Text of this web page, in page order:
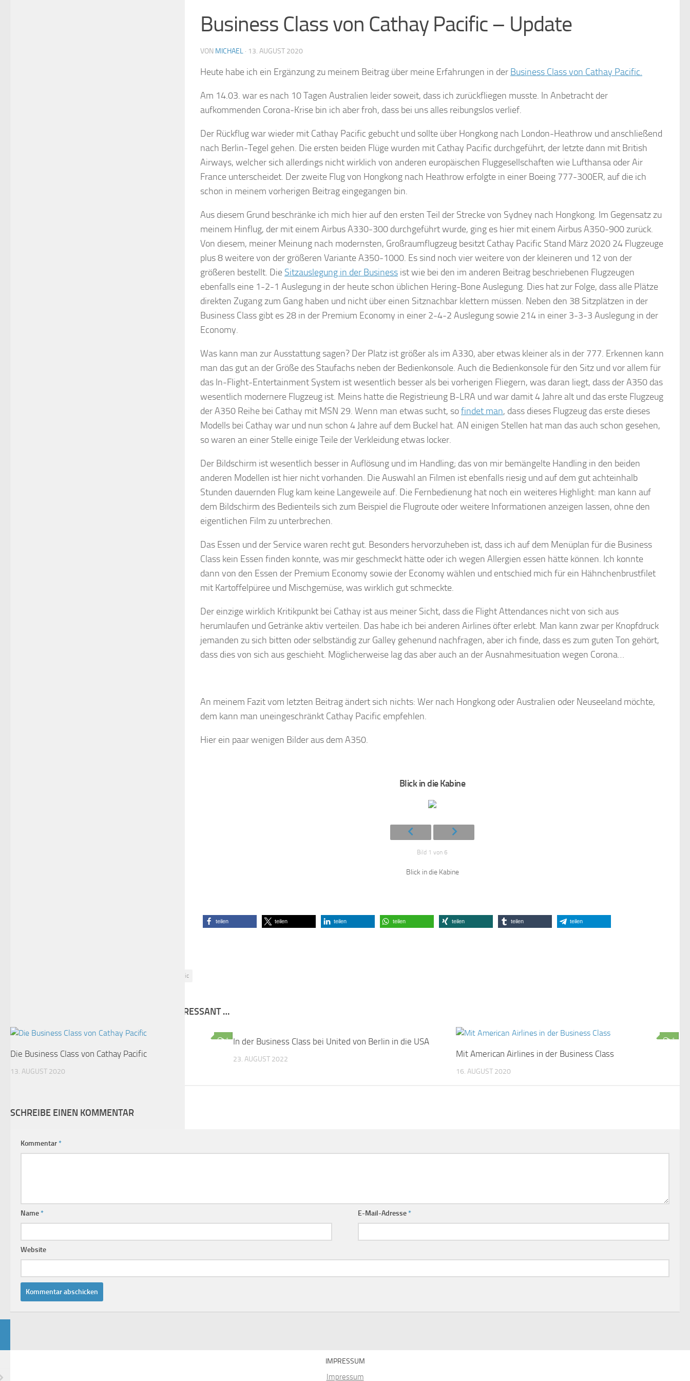
Business Class von Cathay Pacific – Update
VON MICHAEL · 13. AUGUST 2020
Heute habe ich ein Ergänzung zu meinem Beitrag über meine Erfahrungen in der Business Class von Cathay Pacific.
Am 14.03. war es nach 10 Tagen Australien leider soweit, dass ich zurückfliegen musste. In Anbetracht der
aufkommenden Corona-Krise bin ich aber froh, dass bei uns alles reibungslos verlief.
Der Rückflug war wieder mit Cathay Pacific gebucht und sollte über Hongkong nach London-Heathrow und anschließend
nach Berlin-Tegel gehen. Die ersten beiden Flüge wurden mit Cathay Pacific durchgeführt, der letzte dann mit British
Airways, welcher sich allerdings nicht wirklich von anderen europäischen Fluggesellschaften wie Lufthansa oder Air
France unterscheidet. Der zweite Flug von Hongkong nach Heathrow erfolgte in einer Boeing 777-300ER, auf die ich
schon in meinem vorherigen Beitrag eingegangen bin.
Aus diesem Grund beschränke ich mich hier auf den ersten Teil der Strecke von Sydney nach Hongkong. Im Gegensatz zu
meinem Hinflug, der mit einem Airbus A330-300 durchgeführt wurde, ging es hier mit einem Airbus A350-900 zurück.
Von diesem, meiner Meinung nach modernsten, Großraumflugzeug besitzt Cathay Pacific Stand März 2020 24 Flugzeuge
plus 8 weitere von der größeren Variante A350-1000. Es sind noch vier weitere von der kleineren und 12 von der
größeren bestellt. Die Sitzauslegung in der Business ist wie bei den im anderen Beitrag beschriebenen Flugzeugen
ebenfalls eine 1-2-1 Auslegung in der heute schon üblichen Hering-Bone Auslegung. Dies hat zur Folge, dass alle Plätze
direkten Zugang zum Gang haben und nicht über einen Sitznachbar klettern müssen. Neben den 38 Sitzplätzen in der
Business Class gibt es 28 in der Premium Economy in einer 2-4-2 Auslegung sowie 214 in einer 3-3-3 Auslegung in der
Economy.
Was kann man zur Ausstattung sagen? Der Platz ist größer als im A330, aber etwas kleiner als in der 777. Erkennen kann
man das gut an der Größe des Staufachs neben der Bedienkonsole. Auch die Bedienkonsole für den Sitz und vor allem für
das In-Flight-Entertainment System ist wesentlich besser als bei vorherigen Fliegern, was daran liegt, dass der A350 das
wesentlich modernere Flugzeug ist. Meins hatte die Registrieung B-LRA und war damit 4 Jahre alt und das erste Flugzeug
der A350 Reihe bei Cathay mit MSN 29. Wenn man etwas sucht, sofindet man, dass dieses Flugzeug das erste dieses
Modells bei Cathay war und nun schon 4 Jahre auf dem Buckel hat. AN einigen Stellen hat man das auch schon gesehen,
so waren an einer Stelle einige Teile der Verkleidung etwas locker.
Der Bildschirm ist wesentlich besser in Auflösung und im Handling; das von mir bemängelte Handling in den beiden
anderen Modellen ist hier nicht vorhanden. Die Auswahl an Filmen ist ebenfalls riesig und auf dem gut achteinhalb
Stunden dauernden Flug kam keine Langeweile auf. Die Fernbedienung hat noch ein weiteres Highlight: man kann auf
dem Bildschirm des Bedienteils sich zum Beispiel die Flugroute oder weitere Informationen anzeigen lassen, ohne den
eigentlichen Film zu unterbrechen.
Das Essen und der Service waren recht gut. Besonders hervorzuheben ist, dass ich auf dem Menüplan für die Business
Class kein Essen finden konnte, was mir geschmeckt hätte oder ich wegen Allergien essen hätte können. Ich konnte
dann von den Essen der Premium Economy sowie der Economy wählen und entschied mich für ein Hähnchenbrustfilet
mit Kartoffelpüree und Mischgemüse, was wirklich gut schmeckte.
Der einzige wirklich Kritikpunkt bei Cathay ist aus meiner Sicht, dass die Flight Attendances nicht von sich aus
herumlaufen und Getränke aktiv verteilen. Das habe ich bei anderen Airlines öfter erlebt. Man kann zwar per Knopfdruck
jemanden zu sich bitten oder selbständig zur Galley gehenund nachfragen, aber ich finde, dass es zum guten Ton gehört,
dass dies von sich aus geschieht. Möglicherweise lag das aber auch an der Ausnahmesituation wegen Corona…
An meinem Fazit vom letzten Beitrag ändert sich nichts: Wer nach Hongkong oder Australien oder Neuseeland möchte,
dem kann man uneingeschränkt Cathay Pacific empfehlen.
Hier ein paar wenigen Bilder aus dem A350.
Blick in die Kabine
Bild 1 von 6
Blick in die Kabine
teilen teilen teilen teilen teilen teilen teilen
Cathay Pacific
FÜR DICH VIELLEICHT EBENFALLS INTERESSANT …
1
Die Business Class von Cathay Pacific
13. AUGUST 2020
In der Business Class bei United von Berlin in die USA
23. AUGUST 2022
1
Mit American Airlines in der Business Class
16. AUGUST 2020
SCHREIBE EINEN KOMMENTAR
Kommentar*
Name* E-Mail-Adresse*
Website
IMPRESSUM
Impressum